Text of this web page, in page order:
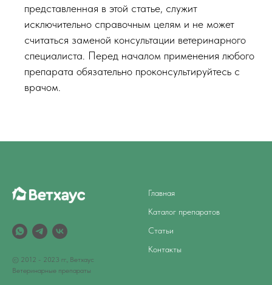
представленная в этой статье, служит
исключительно справочным целям и не может
считаться заменой консультации ветеринарного
специалиста. Перед началом применения любого
препарата обязательно проконсультируйтесь с
врачом.
© 2012 - 2023 гг., Ветхаус
Ветеринарные препараты
Главная
Каталог препаратов
Статьи
Контакты